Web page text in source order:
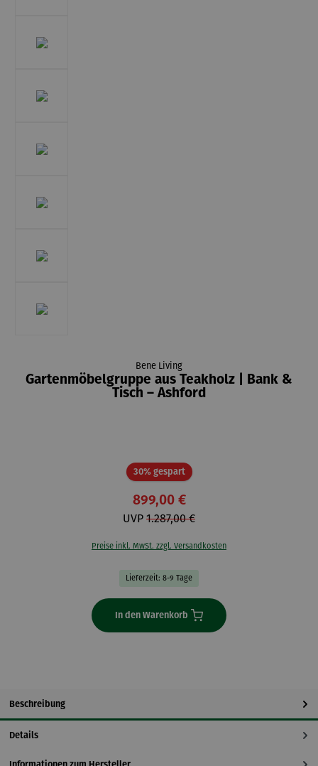
Bene Living
Gartenmöbelgruppe aus Teakholz | Bank &
Tisch – Ashford
30% gespartRabatt
899,00 €
UVP 1.287,00 €
Preise inkl. MwSt. zzgl. Versandkosten
Lieferzeit: 8-9 Tage
In den Warenkorb
Beschreibung
Details